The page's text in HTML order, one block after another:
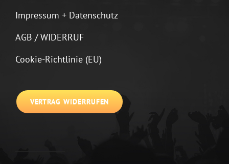
Impressum + Datenschutz
AGB / WIDERRUF
Cookie-Richtlinie (EU)
VERTRAG WIDERRUFEN